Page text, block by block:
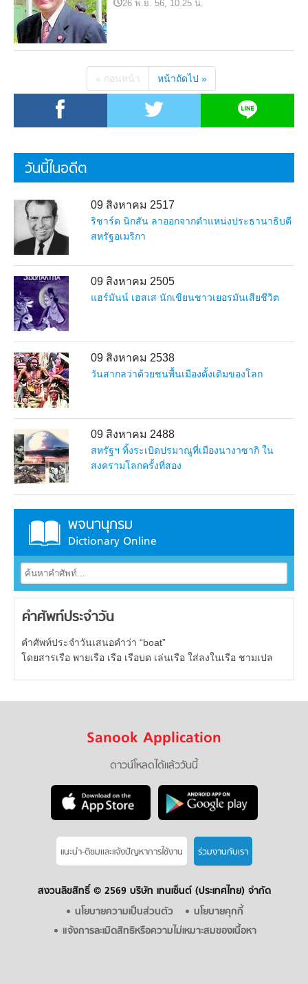
26 พ.ย. 56, 10.25 น.
« ก่อนหน้า หน้าถัดไป »
วันนี้ในอดีต
09 สิงหาคม 2517
ริชาร์ด นิกสัน ลาออกจากตำแหน่งประธานาธิบดี
สหรัฐอเมริกา
09 สิงหาคม 2505
แฮร์มันน์ เฮสเส นักเขียนชาวเยอรมันเสียชีวิต
09 สิงหาคม 2538
วันสากลว่าด้วยชนพื้นเมืองดั้งเดิมของโลก
09 สิงหาคม 2488
สหรัฐฯ ทิ้งระเบิดปรมาณูที่เมืองนางาซากิ ใน
สงครามโลกครั้งที่สอง
พจนานุกรม
Dictionary Online
คำศัพท์ประจำวัน
คำศัพท์ประจำวันเสนอคำว่า “boat”
โดยสารเรือ พายเรือ เรือ เรือบด เล่นเรือ ใส่ลงในเรือ ชามเปล
Sanook Application
ดาวน์โหลดได้แล้ววันนี้
แนะนำ-ติชมเเละแจ้งปัญหาการใช้งาน ร่วมงานกับเรา
สงวนลิขสิทธิ์ © 2569 บริษัท เทนเซ็นต์ (ประเทศไทย) จำกัด
นโยบายความเป็นส่วนตัว
นโยบายคุกกี้
แจ้งการละเมิดสิทธิหรือความไม่เหมาะสมของเนื้อหา